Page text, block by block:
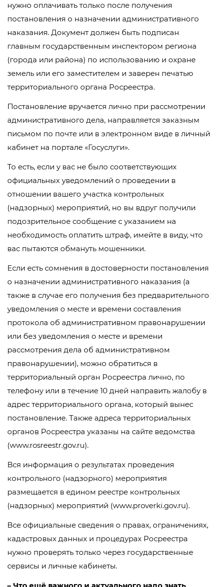
нужно оплачивать только после получения
постановления о назначении административного
наказания. Документ должен быть подписан
главным государственным инспектором региона
(города или района) по использованию и охране
земель или его заместителем и заверен печатью
территориального органа Росреестра.
Постановление вручается лично при рассмотрении
административного дела, направляется заказным
письмом по почте или в электронном виде в личный
кабинет на портале «Госуслуги».
То есть, если у вас не было соответствующих
официальных уведомлений о проведении в
отношении вашего участка контрольных
(надзорных) мероприятий, но вы вдруг получили
подозрительное сообщение с указанием на
необходимость оплатить штраф, имейте в виду, что
вас пытаются обмануть мошенники.
Если есть сомнения в достоверности постановления
о назначении административного наказания (а
также в случае его получения без предварительного
уведомления о месте и времени составления
протокола об административном правонарушении
или без уведомления о месте и времени
рассмотрения дела об административном
правонарушении), можно обратиться в
территориальный орган Росреестра лично, по
телефону или в течение 10 дней направить жалобу в
адрес территориального органа, который вынес
постановление. Также адреса территориальных
органов Росреестра указаны на сайте ведомства
(www.rosreestr.gov.ru).
Вся информация о результатах проведения
контрольного (надзорного) мероприятия
размещается в едином реестре контрольных
(надзорных) мероприятий (www.proverki.gov.ru).
Все официальные сведения о правах, ограничениях,
кадастровых данных и процедурах Росреестра
нужно проверять только через государственные
сервисы и личные кабинеты.